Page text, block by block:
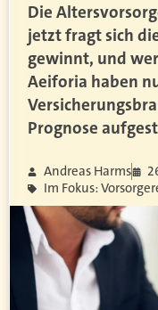
Die
jetzt fragt sich
gewinnt, und
Aeiforia haben
Prognose
Andreas Harms
Im Fokus: